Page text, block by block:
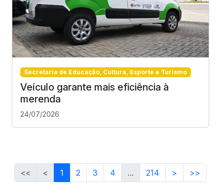
Secretaria de Educação, Cultura, Esporte e Turismo
Veículo garante mais eficiência à
merenda
24/07/2026
<< < 1 2 3 4 ... 214 > >>